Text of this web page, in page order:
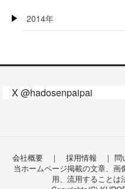
2014年
X @hadosenpaipai
会社概要 ｜ 採用情報 ｜ 問
当ホームページ掲載の文章、
用、流用することは